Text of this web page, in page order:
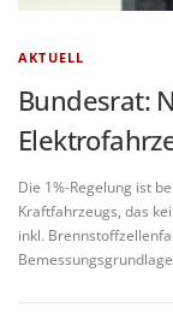
AKTUELL
Bundesrat:
Die 1%-Regelung ist
Kraftfahrzeugs, das
inkl.